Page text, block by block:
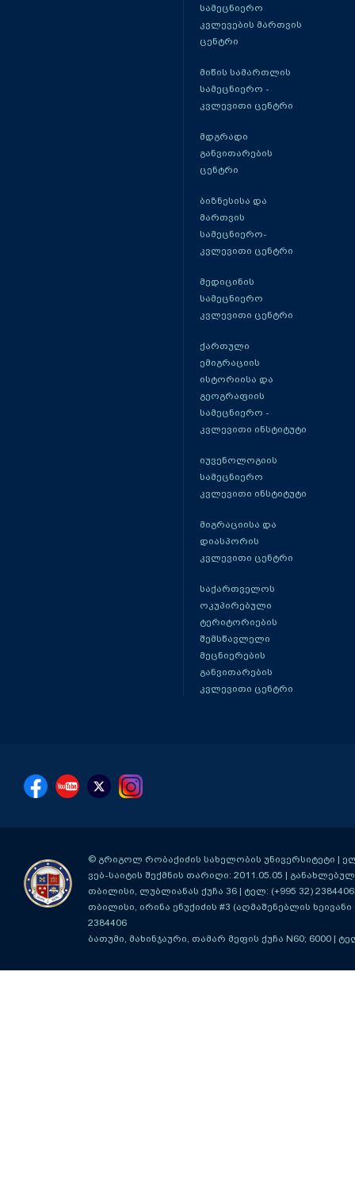
სამეცნიერო
კვლევების მართვის
ცენტრი
მიწის სამართლის
სამეცნიერო -
კვლევითი ცენტრი
მდგრადი
განვითარების
ცენტრი
ბიზნესისა და
მართვის
სამეცნიერო-
კვლევითი ცენტრი
მედიცინის
სამეცნიერო
კვლევითი ცენტრი
ქართული
ემიგრაციის
ისტორიისა და
გეოგრაფიის
სამეცნიერო -
კვლევითი ინსტიტუტი
იუვენოლოგიის
სამეცნიერო
კვლევითი ინსტიტუტი
მიგრაციისა და
დიასპორის
კვლევითი ცენტრი
საქართველოს
ოკუპირებული
ტერიტორიების
შემსწავლელი
მეცნიერების
განვითარების
კვლევითი ცენტრი
© გრიგოლ რობაქიძის სახელობის უნივერსიტეტი |
ვებ-საიტის შექმნის თარიღი: 2011.05.05 |
თბილისი, ლუბლიანას ქუჩა 36 | ტელ: (+995 32)
თბილისი, ირინა ენუქიძის #3 (აღმაშენებლის ხეივანი
2384406
ბათუმი, მახინჯაური, თამარ მეფის ქუჩა N60; 6000 |